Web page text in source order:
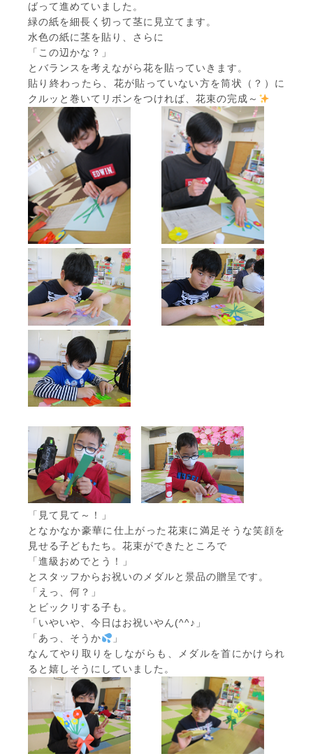
ばって進めていました。
緑の紙を細長く切って茎に見立てます。
水色の紙に茎を貼り、さらに
「この辺かな？」
とバランスを考えながら花を貼っていきます。
貼り終わったら、花が貼っていない方を筒状（？）に
クルッと巻いてリボンをつければ、花束の完成～
「見て見て～！」
となかなか豪華に仕上がった花束に満足そうな笑顔を
見せる子どもたち。花束ができたところで
「進級おめでとう！」
とスタッフからお祝いのメダルと景品の贈呈です。
「えっ、何？」
とビックリする子も。
「いやいや、今日はお祝いやん(^^♪」
「あっ、そうか
」
なんてやり取りをしながらも、メダルを首にかけられ
ると嬉しそうにしていました。